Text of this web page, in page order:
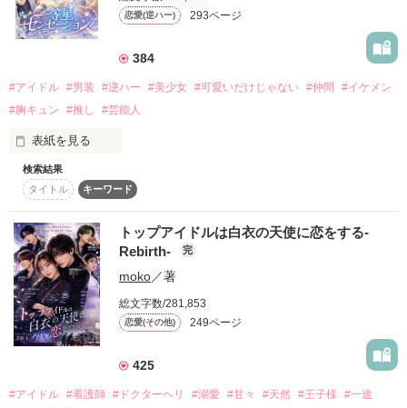
【嘘】だらけの【リアル】な世界が辿り着くのは、
誰も知らない恋か。
start▶︎▷2026.06.03
Thank you♡
れうさま/みるくさま/✟*萌優*✟さま
Hinataさま/ゆいさま/みそらさま
ことはさま/さくな⭐︎さま/のどかさま
Yunaさま/すももさま/りりーさま
結衣葉さま/桃瀬歌恋さま/おとかさま
☆榛舞紀　〚HΛLUMΛKI〛☆さま
❀らん❀さま
いつどこで間違えたのか、気づけばイケメンライバルたちから
やたらと執着される羽目に！？
しかも──
『お前、めちゃくちゃバズってるよ』
『え？』
思いの外、世間からの注目も集めてしまって……？
男装×オーディション×策略失敗！
計算と演技で塗り固めた不憫ヒロインの、『こんなはずじゃな
かった』オーディションライフ。
これでようやく学園に平和が訪れると思っていた。
▽▼▽
「これは豹牙さんの命令です。
必ず遂行してください」
豹牙に忠誠を誓う【黎明】の幹部
冴妃
(さき)
×
「冴妃は俺の姫だ。お前らのじゃない」
恋愛(逆ハー) 293ページ
384
#アイドル #男装 #逆ハー #美少女 #可愛いだけじゃない #仲間
#イケメン
#胸キュン
#推し #芸能人
表紙を見る
「千景、お前アイドルやれ」
「お兄様、千景は女です」
兄の身代わりで放り込まれたのは、
問題児だらけの新星・男性アイドルユニット！？
「かっわい。好きになるかも」
天性のキラキラ星
四条 南—Minami Shijo—
「男でも千景ならいけそー。試してみる？」
検索結果
タイトル
キーワード
トップアイドルは白衣の天使に恋をする-
Rebirth-
完
moko／著
総文字数/281,853
恋愛(その他) 249ページ
425
#アイドル #看護師 #ドクターヘリ #溺愛 #甘々 #天然 #王子様
#一途